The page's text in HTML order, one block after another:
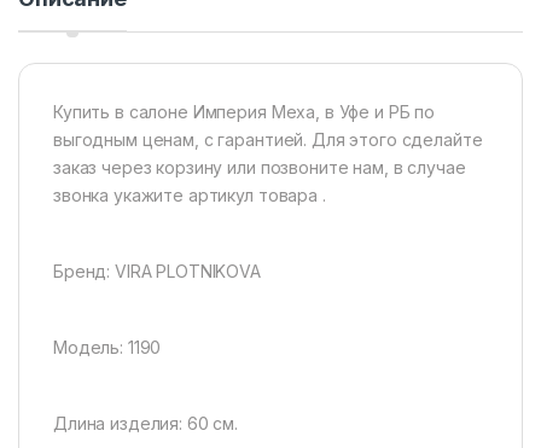
Купить в салоне Империя Меха, в Уфе и РБ по
выгодным ценам, с гарантией. Для этого сделайте
заказ через корзину или позвоните нам, в случае
звонка укажите артикул товара .
Бренд: VIRA PLOTNIKOVA
Модель: 1190
Длина изделия: 60 см.